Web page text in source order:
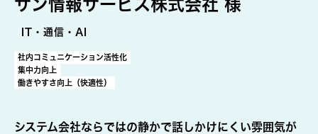
サン情報サービス株式会社 様
IT・通信・AI
社内コミュニケーション活性化
集中力向上
働きやすさ向上（快適性）
システム会社ならではの静かで話しかけにくい雰囲気が